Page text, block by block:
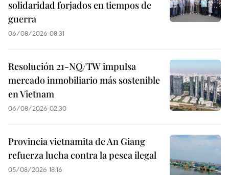
solidaridad forjados en tiempos de
guerra
06/08/2026 08:31
Resolución 21-NQ/TW impulsa
mercado inmobiliario más sostenible
en Vietnam
06/08/2026 02:30
Provincia vietnamita de An Giang
refuerza lucha contra la pesca ilegal
05/08/2026 18:16